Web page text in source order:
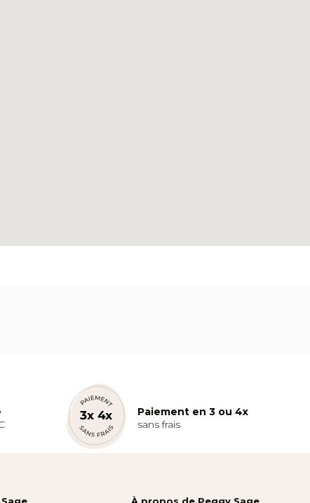
Paiement en 3 ou 4x
sans frais